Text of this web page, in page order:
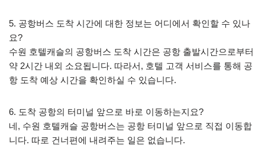
5. 공항버스 도착 시간에 대한 정보는 어디에서 확인할 수 있나
요?
수원 호텔캐슬의 공항버스 도착 시간은 공항 출발시간으로부터
약 2시간 내외 소요됩니다. 따라서, 호텔 고객 서비스를 통해 공
항 도착 예상 시간을 확인하실 수 있습니다.
6. 도착 공항의 터미널 앞으로 바로 이동하는지요?
네, 수원 호텔캐슬 공항버스는 공항 터미널 앞으로 직접 이동합
니다. 따로 건너편에 내려주는 일은 없습니다.